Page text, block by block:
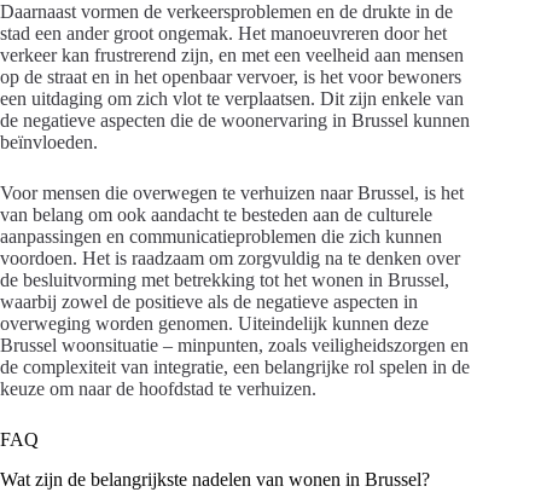
Daarnaast vormen de verkeersproblemen en de drukte in de
stad een ander groot ongemak. Het manoeuvreren door het
verkeer kan frustrerend zijn, en met een veelheid aan mensen
op de straat en in het openbaar vervoer, is het voor bewoners
een uitdaging om zich vlot te verplaatsen. Dit zijn enkele van
de negatieve aspecten die de woonervaring in Brussel kunnen
beïnvloeden.
Voor mensen die overwegen te verhuizen naar Brussel, is het
van belang om ook aandacht te besteden aan de culturele
aanpassingen en communicatieproblemen die zich kunnen
voordoen. Het is raadzaam om zorgvuldig na te denken over
de besluitvorming met betrekking tot het wonen in Brussel,
waarbij zowel de positieve als de negatieve aspecten in
overweging worden genomen. Uiteindelijk kunnen deze
Brussel woonsituatie – minpunten, zoals veiligheidszorgen en
de complexiteit van integratie, een belangrijke rol spelen in de
keuze om naar de hoofdstad te verhuizen.
FAQ
Wat zijn de belangrijkste nadelen van wonen in Brussel?